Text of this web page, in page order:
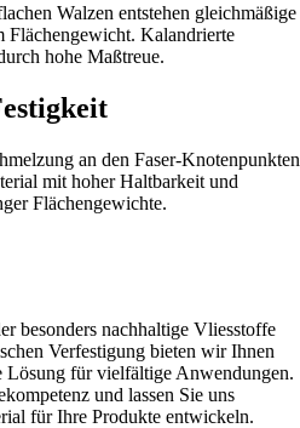
Walzen entstehen gleichmäßige
Flächengewicht. Kalandrierte
hohe Maßtreue.
an den Faser-Knotenpunkten
mit hoher Haltbarkeit und
Flächengewichte.
besonders nachhaltige Vliesstoffe
Verfestigung bieten wir Ihnen
Lösung für vielfältige Anwendungen.
und lassen Sie uns
für Ihre Produkte entwickeln.